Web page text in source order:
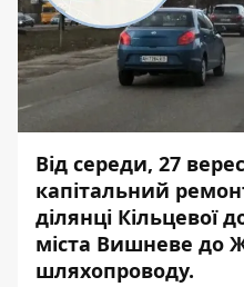
Від середи, 27
капітальний
ділянці Кільцевої
міста Вишневе до
шляхопроводу.